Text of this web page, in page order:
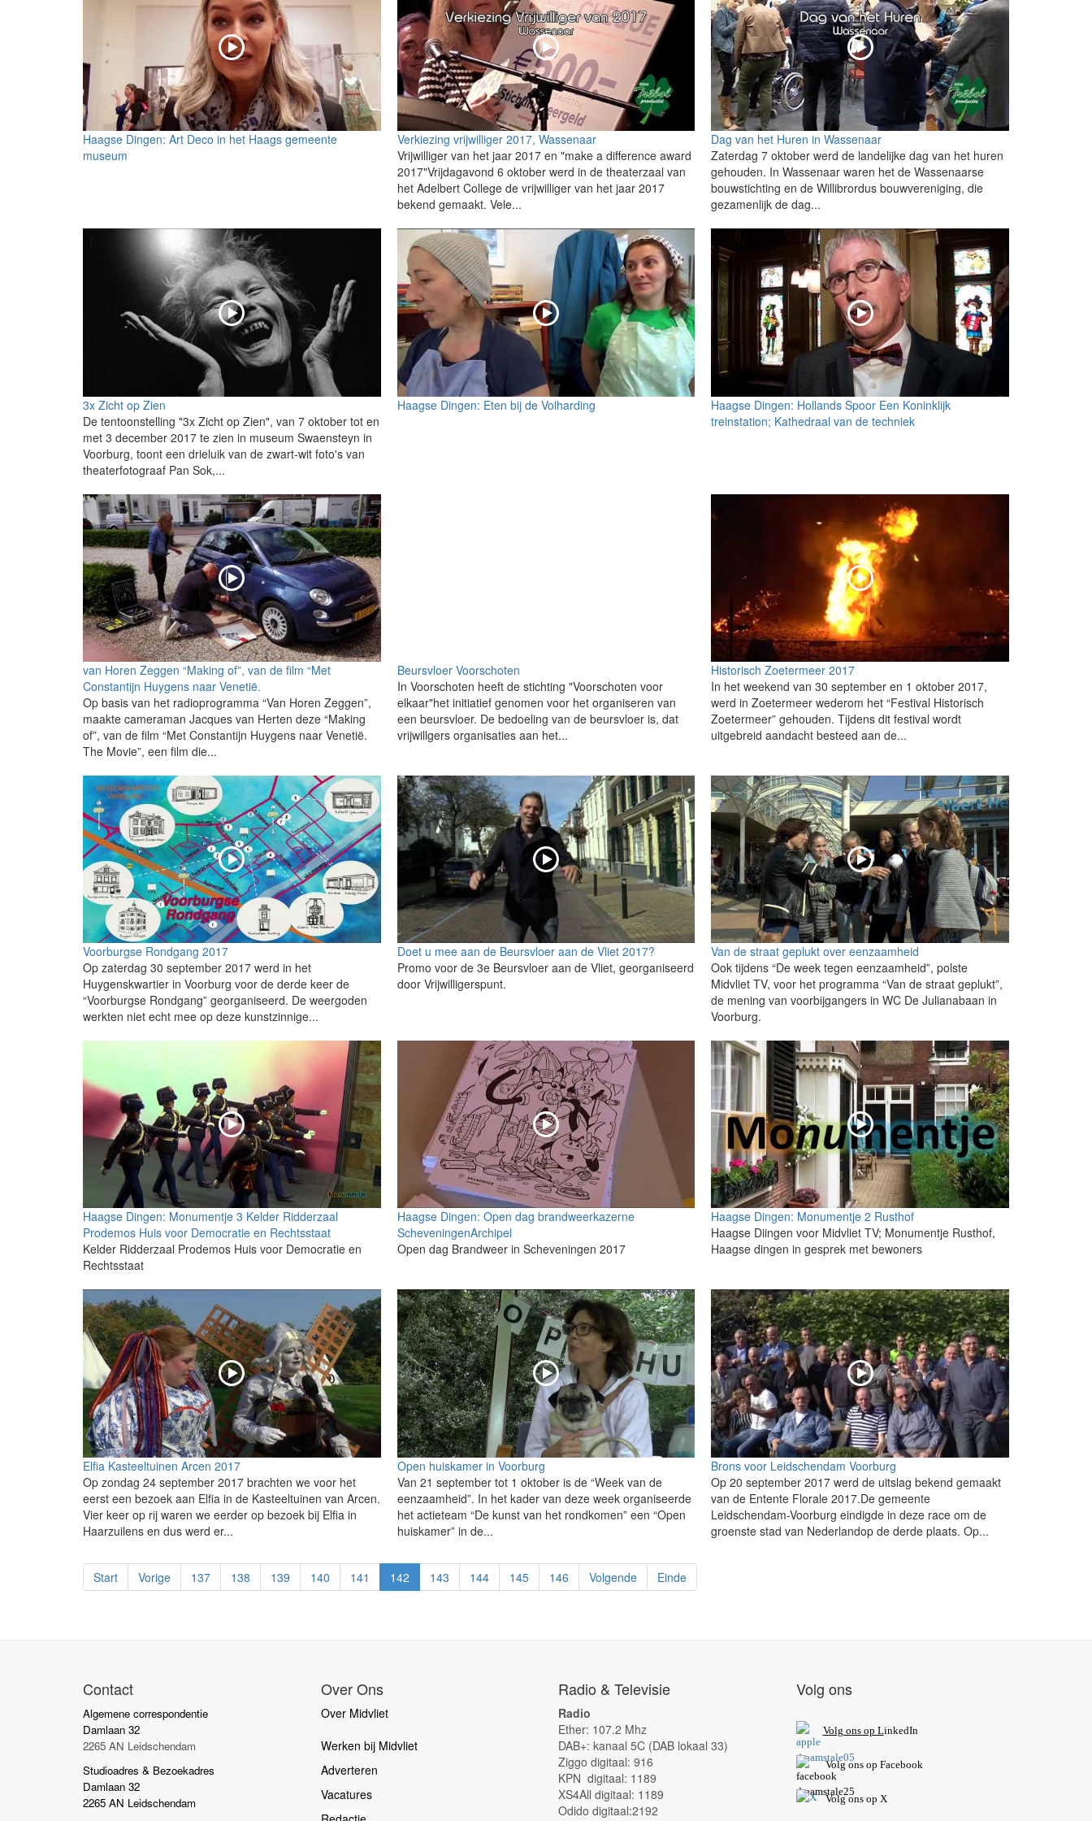
Haagse Dingen: Art Deco in het Haags gemeente
museum
Verkiezing vrijwilliger 2017, Wassenaar
Vrijwilliger van het jaar 2017 en "make a difference award
2017"Vrijdagavond 6 oktober werd in de theaterzaal van
het Adelbert College de vrijwilliger van het jaar 2017
bekend gemaakt. Vele...
Dag van het Huren in Wassenaar
Zaterdag 7 oktober werd de landelijke dag van het huren
gehouden. In Wassenaar waren het de Wassenaarse
bouwstichting en de Willibrordus bouwvereniging, die
gezamenlijk de dag...
3x Zicht op Zien
De tentoonstelling "3x Zicht op Zien", van 7 oktober tot en
met 3 december 2017 te zien in museum Swaensteyn in
Voorburg, toont een drieluik van de zwart-wit foto's van
theaterfotograaf Pan Sok,...
Haagse Dingen: Eten bij de Volharding
Haagse Dingen: Hollands Spoor Een Koninklijk
treinstation; Kathedraal van de techniek
van Horen Zeggen “Making of”, van de film “Met
Constantijn Huygens naar Venetië.
Op basis van het radioprogramma “Van Horen Zeggen”,
maakte cameraman Jacques van Herten deze “Making
of”, van de film “Met Constantijn Huygens naar Venetië.
The Movie”, een film die...
Beursvloer Voorschoten
In Voorschoten heeft de stichting "Voorschoten voor
elkaar"het initiatief genomen voor het organiseren van
een beursvloer. De bedoeling van de beursvloer is, dat
vrijwillgers organisaties aan het...
Historisch Zoetermeer 2017
In het weekend van 30 september en 1 oktober 2017,
werd in Zoetermeer wederom het “Festival Historisch
Zoetermeer” gehouden. Tijdens dit festival wordt
uitgebreid aandacht besteed aan de...
Voorburgse Rondgang 2017
Op zaterdag 30 september 2017 werd in het
Huygenskwartier in Voorburg voor de derde keer de
“Voorburgse Rondgang” georganiseerd. De weergoden
werkten niet echt mee op deze kunstzinnige...
Doet u mee aan de Beursvloer aan de Vliet 2017?
Promo voor de 3e Beursvloer aan de Vliet, georganiseerd
door Vrijwilligerspunt.
Van de straat geplukt over eenzaamheid
Ook tijdens “De week tegen eenzaamheid”, polste
Midvliet TV, voor het programma “Van de straat geplukt”,
de mening van voorbijgangers in WC De Julianabaan in
Voorburg.
Haagse Dingen: Monumentje 3 Kelder Ridderzaal
Prodemos Huis voor Democratie en Rechtsstaat
Kelder Ridderzaal Prodemos Huis voor Democratie en
Rechtsstaat
Haagse Dingen: Open dag brandweerkazerne
ScheveningenArchipel
Open dag Brandweer in Scheveningen 2017
Haagse Dingen: Monumentje 2 Rusthof
Haagse Diingen voor Midvliet TV; Monumentje Rusthof,
Haagse dingen in gesprek met bewoners
Elfia Kasteeltuinen Arcen 2017
Op zondag 24 september 2017 brachten we voor het
eerst een bezoek aan Elfia in de Kasteeltuinen van Arcen.
Vier keer op rij waren we eerder op bezoek bij Elfia in
Haarzuilens en dus werd er...
Open huiskamer in Voorburg
Van 21 september tot 1 oktober is de “Week van de
eenzaamheid”. In het kader van deze week organiseerde
het actieteam “De kunst van het rondkomen” een “Open
huiskamer” in de...
Brons voor Leidschendam Voorburg
Op 20 september 2017 werd de uitslag bekend gemaakt
van de Entente Florale 2017.De gemeente
Leidschendam-Voorburg eindigde in deze race om de
groenste stad van Nederlandop de derde plaats. Op...
Start Vorige 137 138 139 140 141 142 143 144 145 146 Volgende Einde
Contact
Algemene correspondentie
Damlaan 32
2265 AN Leidschendam
Studioadres & Bezoekadres
Damlaan 32
2265 AN Leidschendam
Over Ons
Over Midvliet
Werken bij Midvliet
Adverteren
Vacatures
Radio & Televisie
Radio
Ether: 107.2 Mhz
DAB+: kanaal 5C (DAB lokaal 33)
Ziggo digitaal: 916
KPN digitaal: 1189
XS4All digitaal: 1189
Odido digitaal:2192
Volg ons
Volg ons op LinkedIn
Volg ons op Facebook
Volg ons op X